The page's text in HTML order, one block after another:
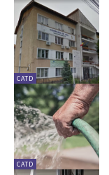
CATD
CATD